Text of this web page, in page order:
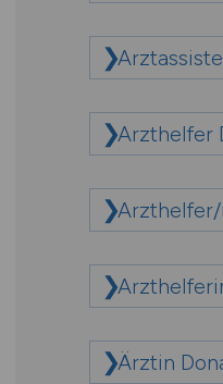
Arzthelfer
Arzthelfer/
Ärztin